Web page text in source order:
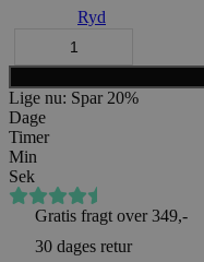
Ryd
Lige nu: Spar 20%
Dage
Timer
Min
Sek
Gratis fragt over 349,-
30 dages retur